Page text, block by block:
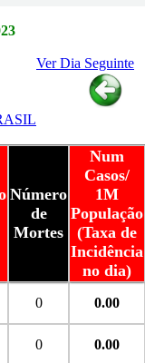
Ver Dia Seguinte
Número
de
Mortes
Num
Casos/
1M
População
(Taxa de
Incidência
no dia)
0 0.00
0 0.00